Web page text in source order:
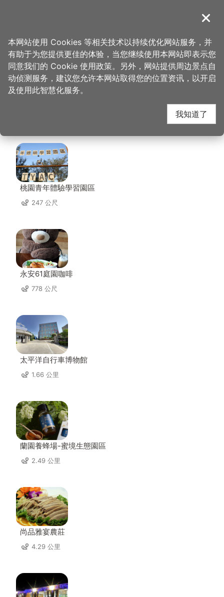
導覽
首页 > 想去的地方 > 美食、购物 > 天水海鲜馆(原北海岸)
天水海鲜馆(原北海岸)
周边店家
桃園青年體驗學習園區
247 公尺
永安61庭園咖啡
778 公尺
太平洋自行車博物館
1.66 公里
蘭園養蜂場-蜜境生態園區
2.49 公里
尚品雅宴農莊
4.29 公里
关闭
本网站使用 Cookies 等相关技术以持续优化网站服务，并
有助于为您提供更佳的体验，当您继续使用本网站即表示您
同意我们的 Cookie 使用政策。另外，网站提供周边景点自
动侦测服务，建议您允许本网站取得您的位置资讯，以开启
及使用此智慧化服务。
我知道了